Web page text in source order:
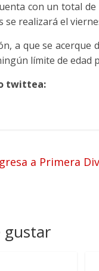
con un total
realizará el
a que se
límite de edad
twittea:
a Primera
gustar